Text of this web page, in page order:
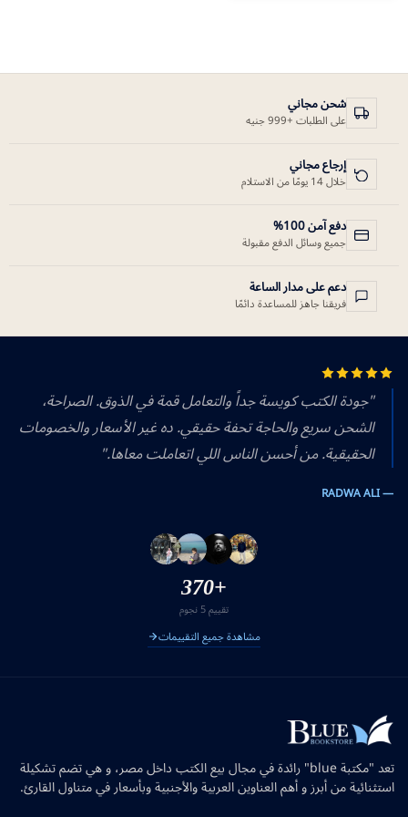
شحن مجاني
على الطلبات +999 جنيه
إرجاع مجاني
خلال 14 يومًا من الاستلام
دفع آمن 100%
جميع وسائل الدفع مقبولة
دعم على مدار الساعة
فريقنا جاهز للمساعدة دائمًا
"جودة الكتب كويسة جداً والتعامل قمة في الذوق. الصراحة،
الشحن سريع والحاجة تحفة حقيقي. ده غير الأسعار والخصومات
الحقيقية. من أحسن الناس اللي اتعاملت معاها."
— RADWA ALI
+370
تقييم 5 نجوم
مشاهدة جميع التقييمات
تعد "مكتبة blue" رائدة في مجال بيع الكتب داخل مصر، و هي تضم تشكيلة
استثنائية من أبرز و أهم العناوين العربية والأجنبية وبأسعار في متناول القارئ.